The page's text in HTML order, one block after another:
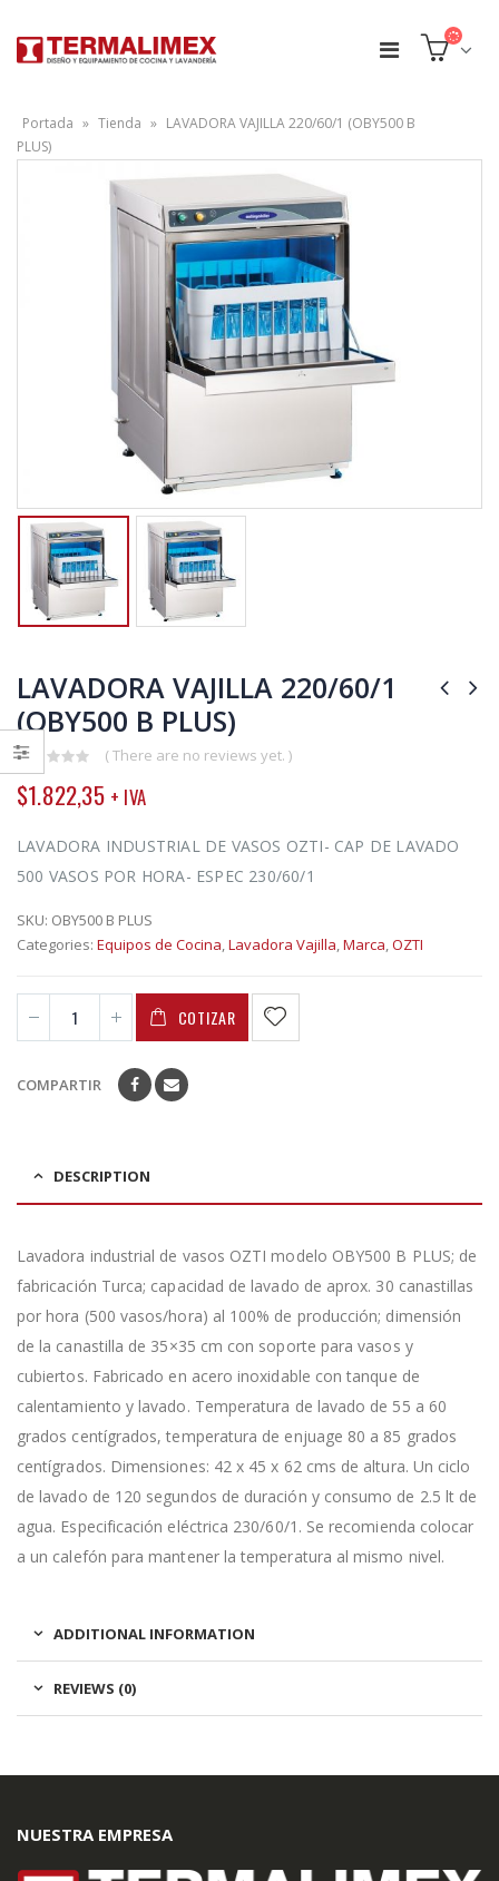
Portada » Tienda » LAVADORA VAJILLA 220/60/1 (OBY500 B
PLUS)
LAVADORA VAJILLA 220/60/1
(OBY500 B PLUS)
0
out
of
( There are no reviews yet. )
$1.822,35 + IVA
LAVADORA INDUSTRIAL DE VASOS OZTI- CAP DE LAVADO
500 VASOS POR HORA- ESPEC 230/60/1
SKU: OBY500 B PLUS
Categories: Equipos de Cocina,Lavadora Vajilla,Marca,OZTI
COTIZAR
COMPARTIR
DESCRIPTION
Lavadora industrial de vasos OZTI modelo OBY500 B PLUS; de
fabricación Turca; capacidad de lavado de aprox. 30 canastillas
por hora (500 vasos/hora) al 100% de producción; dimensión
de la canastilla de 35×35 cm con soporte para vasos y
cubiertos. Fabricado en acero inoxidable con tanque de
calentamiento y lavado. Temperatura de lavado de 55 a 60
grados centígrados, temperatura de enjuage 80 a 85 grados
centígrados. Dimensiones: 42 x 45 x 62 cms de altura. Un ciclo
de lavado de 120 segundos de duración y consumo de 2.5 lt de
agua. Especificación eléctrica 230/60/1. Se recomienda colocar
a un calefón para mantener la temperatura al mismo nivel.
ADDITIONAL INFORMATION
REVIEWS (0)
NUESTRA EMPRESA